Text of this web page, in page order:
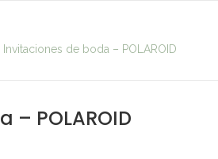
Invitaciones de boda – POLAROID
POLAROID